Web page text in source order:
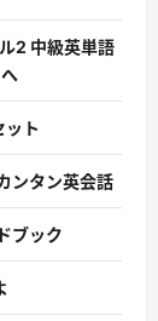
2 中級英単語
ット
ンタン英会話
ブック